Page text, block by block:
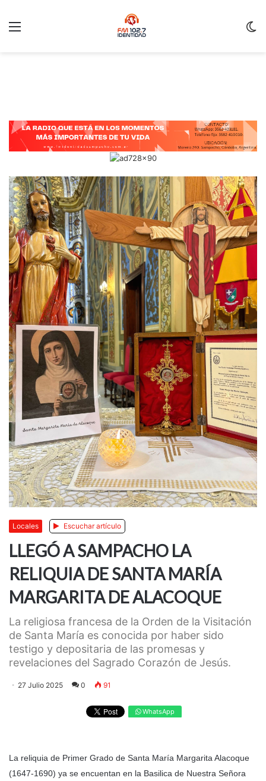
Locales Escuchar artículo
LLEGÓ A SAMPACHO LA
RELIQUIA DE SANTA MARÍA
MARGARITA DE ALACOQUE
La religiosa francesa de la Orden de la Visitación
de Santa María es conocida por haber sido
testigo y depositaria de las promesas y
revelaciones del Sagrado Corazón de Jesús.
27 Julio 2025 0 91
WhatsApp
La reliquia de Primer Grado de Santa María Margarita Alacoque
(1647-1690) ya se encuentan en la Basilica de Nuestra Señora